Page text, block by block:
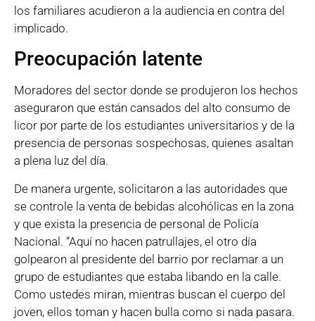
los familiares acudieron a la audiencia en contra del
implicado.
Preocupación latente
Moradores del sector donde se produjeron los hechos
aseguraron que están cansados del alto consumo de
licor por parte de los estudiantes universitarios y de la
presencia de personas sospechosas, quienes asaltan
a plena luz del día.
De manera urgente, solicitaron a las autoridades que
se controle la venta de bebidas alcohólicas en la zona
y que exista la presencia de personal de Policía
Nacional. “Aquí no hacen patrullajes, el otro día
golpearon al presidente del barrio por reclamar a un
grupo de estudiantes que estaba libando en la calle.
Como ustedes miran, mientras buscan el cuerpo del
joven, ellos toman y hacen bulla como si nada pasara.